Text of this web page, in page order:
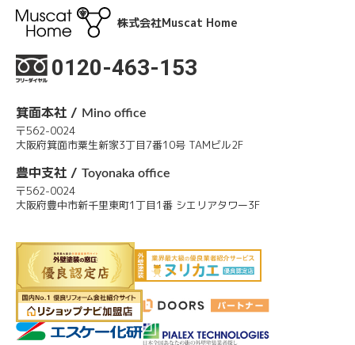
株式会社Muscat Home
0120-463-153
箕面本社 / Mino office
〒562-0024
大阪府箕面市粟生新家3丁目7番10号 TAMビル2F
豊中支社 / Toyonaka office
〒562-0024
大阪府豊中市新千里東町1丁目1番 シエリアタワー3F